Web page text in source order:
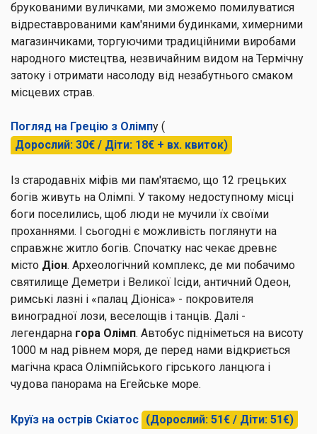
брукованими вуличками, ми зможемо помилуватися
відреставрованими кам'яними будинками, химерними
магазинчиками, торгуючими традиційними виробами
народного мистецтва, незвичайним видом на Термічну
затоку і отримати насолоду від незабутнього смаком
місцевих страв.
Погляд на Грецію з Олімпу (
Дорослий: 30€ / Діти: 18€ + вх. квиток)
Із стародавніх міфів ми пам'ятаємо, що 12 грецьких
богів живуть на Олімпі. У такому недоступному місці
боги поселились, щоб люди не мучили їх своїми
проханнями. І сьогодні є можливість поглянути на
справжнє житло богів. Спочатку нас чекає древнє
місто Діон. Археологічний комплекс, де ми побачимо
святилище Деметри і Великої Ісіди, античний Одеон,
римські лазні і «палац Діоніса» - покровителя
виноградної лози, веселощів і танців. Далі -
легендарна гора Олімп. Автобус підніметься на висоту
1000 м над рівнем моря, де перед нами відкриється
магічна краса Олімпійського гірського ланцюга і
чудова панорама на Егейське море.
Круїз на острів Скіатос (Дорослий: 51€ / Діти: 51€)